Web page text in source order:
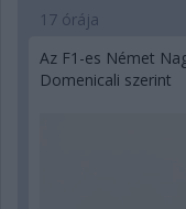
17 órája
Az F1-es Német
Domenicali szerint